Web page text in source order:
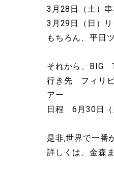
3月28日（土）
3月29日（日）
もちろん、平日
それから、BIG
行き先 フィリ
アー
日程 6月30日
是非,世界で一番
詳しくは、金森